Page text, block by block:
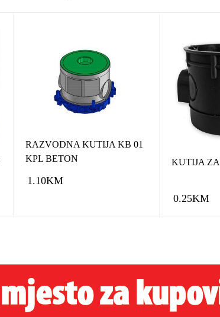
RAZVODNA KUTIJA KB 01
KPL BETON
1.10KM
KUTIJA
0.25KM